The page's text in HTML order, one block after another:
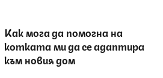
Как мога да помогна на
котката ми да се адаптира
към новия дом